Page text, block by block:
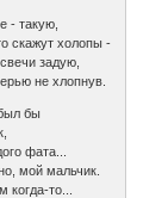
- такую,
скажут холопы -
задую,
не хлопнув.
бы
фата...
мой мальчик.
когда-то...